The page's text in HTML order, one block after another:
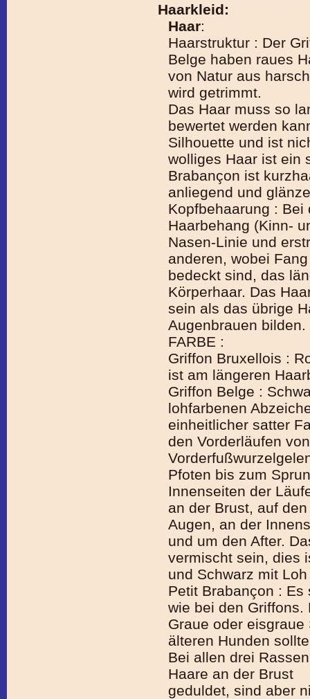
Haarkleid:
Haar:
Haarstruktur : Der
Belge haben raues
von Natur aus
wird getrimmt.
Das Haar muss so
bewertet werden
Silhouette und ist
wolliges Haar ist ein
Brabançon ist
anliegend und
Kopfbehaarung :
Haarbehang (Kinn-
Nasen-Linie und
anderen, wobei
bedeckt sind, das
Körperhaar. Das
sein als das übrige
Augenbrauen bilden.
FARBE :
Griffon Bruxellois :
ist am längeren
Griffon Belge :
lohfarbenen
einheitlicher satter
den Vorderläufen
Pfoten bis zum
Innenseiten der
an der Brust, auf
Augen, an der
und um den After.
vermischt sein, dies
und Schwarz mit
Petit Brabançon :
wie bei den Griffons.
Graue oder
älteren Hunden
Bei allen drei
Haare an der Brust
geduldet, sind aber